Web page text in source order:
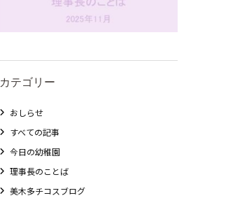
カテゴリー
おしらせ
すべての記事
今日の幼稚園
理事長のことば
美木多チコスブログ